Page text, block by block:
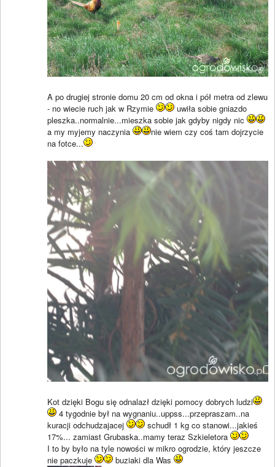
A po drugiej stronie domu 20 cm od okna i pół metra od zlewu
- no wiecie ruch jak w Rzymie
uwiła sobie gniazdo
pleszka..normalnie...mieszka sobie jak gdyby nigdy nic
a my myjemy naczynia
nie wiem czy coś tam dojrzycie
na fotce...
Kot dzięki Bogu się odnalazł dzięki pomocy dobrych ludzi
4 tygodnie był na wygnaniu..uppss...przepraszam..na
kuracji odchudzajacej
schudł 1 kg co stanowi...jakieś
17%... zamiast Grubaska..mamy teraz Szkieletora
I to by było na tyle nowości w mikro ogrodzie, który jeszcze
nie paczkuje
buziaki dla Was